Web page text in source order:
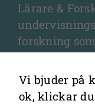
Lärare &
forskning
lärare, och
av
lärande.
Vi bjuder på
ok, klickar